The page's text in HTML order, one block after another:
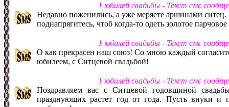
1 юбилей свадьбы - Текст смс
Недавно поженились, а уже меряете аршинами
поднапрягитесь, чтоб когда-то одеть золотое
1 юбилей свадьбы - Текст смс
О как прекрасен наш союз! Со мною каждый
юбилеем, с Ситцевой свадьбой!
1 юбилей свадьбы - Текст смс
Поздравляем вас с Ситцевой годовщиной
празднующих растет год от года. Пусть внуки и